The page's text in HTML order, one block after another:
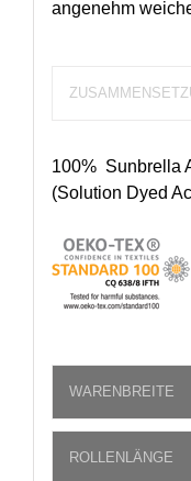
angenehm
100% Sunbrella
(Solution Dyed
WARENBREITE
ROLLENLÄNGE